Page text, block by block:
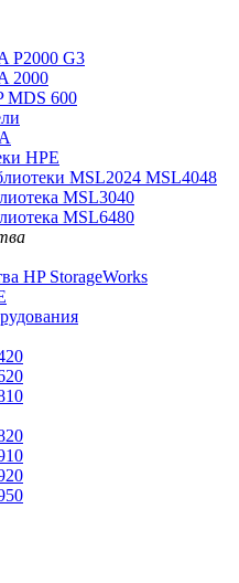
P2000 G3
2000
MDS 600
HPE
MSL2024 MSL4048
MSL3040
MSL6480
HP StorageWorks